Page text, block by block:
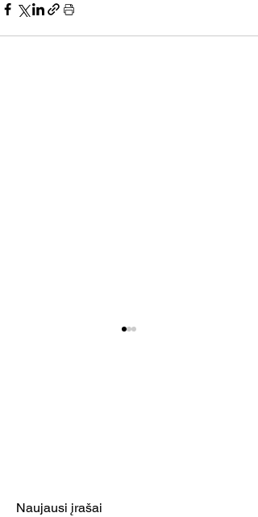
Naujausi įrašai